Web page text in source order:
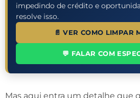
impedindo de crédito e
resolve isso.
📄 VER COMO LIMPAR
💬 FALAR COM
Mas aqui entra um detalhe que